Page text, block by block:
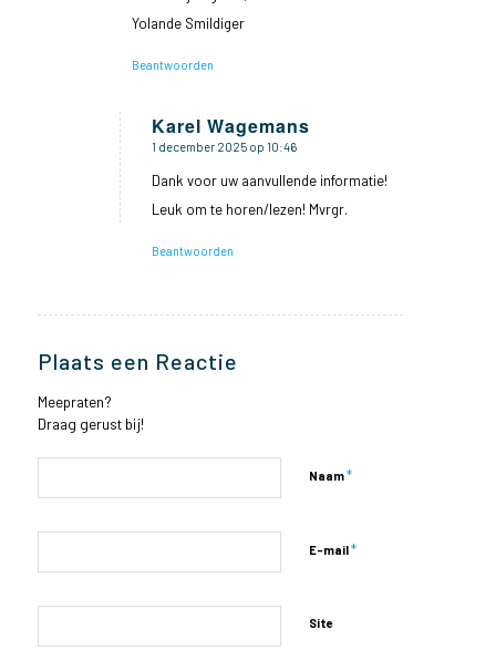
Yolande Smildiger
Beantwoorden
Karel Wagemans
zegt:
1 december 2025 op 10:46
Dank voor uw aanvullende informatie!
Leuk om te horen/lezen! Mvrgr.
Beantwoorden
Plaats een Reactie
Meepraten?
Draag gerust bij!
Naam*
E-mail*
Site